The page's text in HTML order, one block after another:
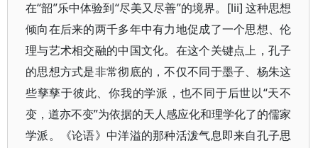
在“韶”乐中体验到“尽美又尽善”的境界。[lii] 这种思想
倾向在后来的两千多年中有力地促成了一个思想、伦
理与艺术相交融的中国文化。在这个关键点上，孔子
的思想方式是非常彻底的，不仅不同于墨子、杨朱这
些孳孳于彼此、你我的学派，也不同于后世以“天不
变，道亦不变”为依据的天人感应化和理学化了的儒家
学派。《论语》中洋溢的那种活泼气息即来自孔子思